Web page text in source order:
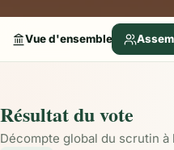
Vue d'ensemble
Résultat du vote
Décompte global du scrutin à